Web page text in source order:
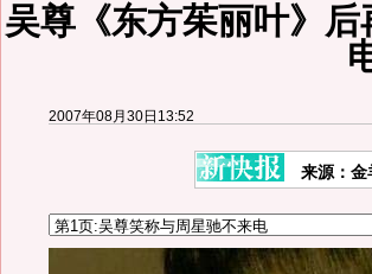
吴尊《东方茱丽叶》
2007年08月30日13:52
来源：金